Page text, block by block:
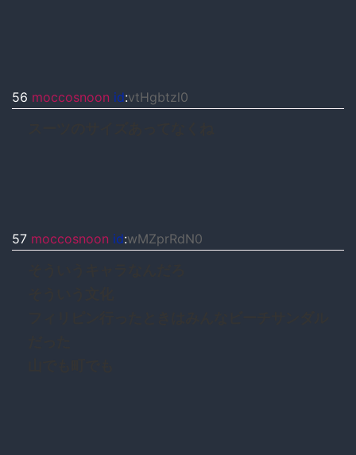
56 moccosnoon id:vtHgbtzl0
57 moccosnoon id:wMZprRdN0